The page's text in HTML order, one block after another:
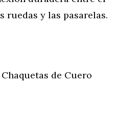
ruedas y las pasarelas.
de Cuero